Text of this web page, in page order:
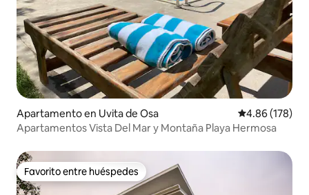
Apartamento en Uvita de Osa Calificación
4.86 (178)
Apartamentos Vista Del Mar y Montaña Playa Hermosa
Favorito entre huéspedes
Favorito entre huéspedes